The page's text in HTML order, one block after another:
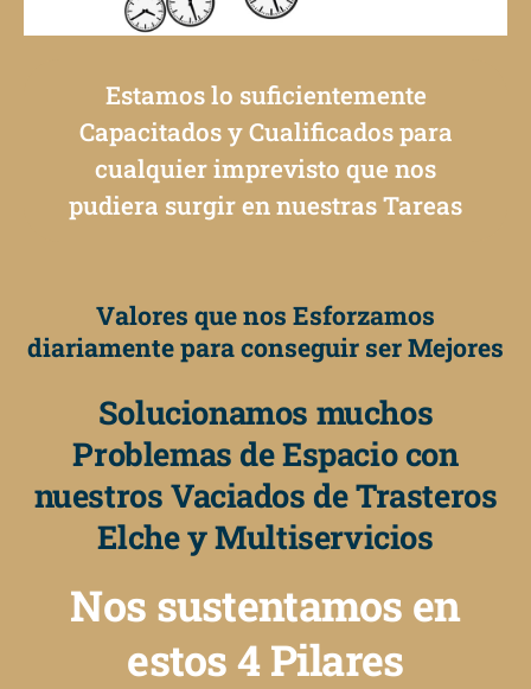
Estamos lo suficientemente
Capacitados y Cualificados para
cualquier imprevisto que nos
pudiera surgir en nuestras Tareas
Valores que nos Esforzamos
diariamente para conseguir ser Mejores
Solucionamos muchos
Problemas de Espacio con
nuestros Vaciados de Trasteros
Elche y Multiservicios
Nos sustentamos en
estos 4 Pilares